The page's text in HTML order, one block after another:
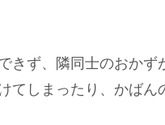
きず、隣同士のおかず
てしまったり、かばん